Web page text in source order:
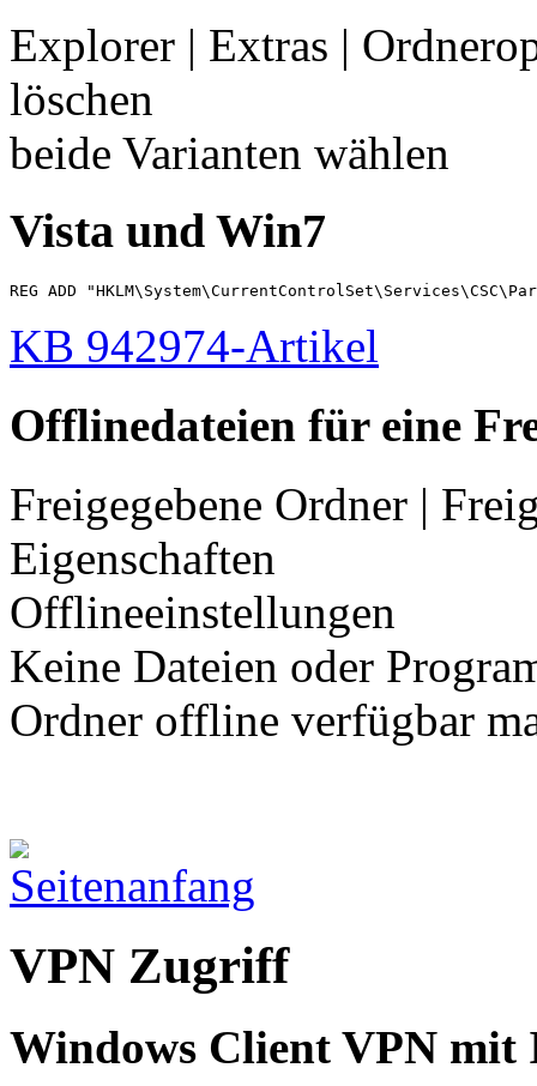
Explorer | Extras |
löschen
beide Varianten wählen
Vista und Win7
REG ADD
KB 942974-Artikel
Offlinedateien für eine
Freigegebene Ordner |
Eigenschaften
Offlineeinstellungen
Keine Dateien oder
Ordner offline verfügbar
VPN Zugriff
Windows Client VPN mit